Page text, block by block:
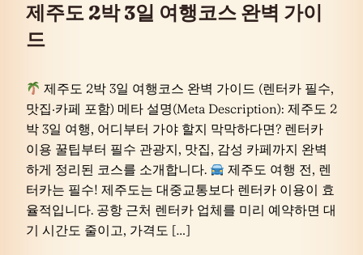
제주도 2박 3일 여행코스 완벽 가이
드
제주도 2박 3일 여행코스 완벽 가이드 (렌터카 필수,
맛집·카페 포함) 메타 설명(Meta Description): 제주도 2
박 3일 여행, 어디부터 가야 할지 막막하다면? 렌터카
이용 꿀팁부터 필수 관광지, 맛집, 감성 카페까지 완벽
하게 정리된 코스를 소개합니다.
제주도 여행 전, 렌
터카는 필수! 제주도는 대중교통보다 렌터카 이용이 효
율적입니다. 공항 근처 렌터카 업체를 미리 예약하면 대
기 시간도 줄이고, 가격도 […]